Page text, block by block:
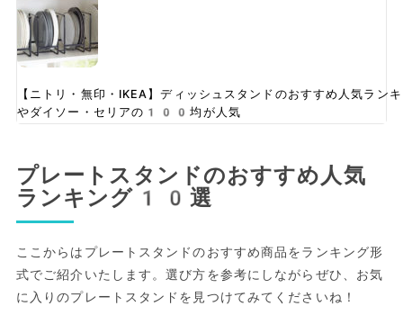
【ニトリ・無印・IKEA】ディッシュスタンドのおすすめ人気ラ
やダイソー・セリアの100均が人気
プレートスタンドのおすすめ人気
ランキング10選
ここからはプレートスタンドのおすすめ商品をランキング形
式でご紹介いたします。選び方を参考にしながらぜひ、お気
に入りのプレートスタンドを見つけてみてくださいね！